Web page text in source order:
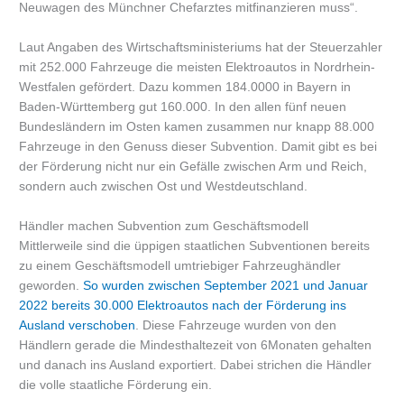
Neuwagen des Münchner Chefarztes mitfinanzieren muss“.
Laut Angaben des Wirtschaftsministeriums hat der Steuerzahler
mit 252.000 Fahrzeuge die meisten Elektroautos in Nordrhein-
Westfalen gefördert. Dazu kommen 184.0000 in Bayern in
Baden-Württemberg gut 160.000. In den allen fünf neuen
Bundesländern im Osten kamen zusammen nur knapp 88.000
Fahrzeuge in den Genuss dieser Subvention. Damit gibt es bei
der Förderung nicht nur ein Gefälle zwischen Arm und Reich,
sondern auch zwischen Ost und Westdeutschland.
Händler machen Subvention zum Geschäftsmodell
Mittlerweile sind die üppigen staatlichen Subventionen bereits
zu einem Geschäftsmodell umtriebiger Fahrzeughändler
geworden. So wurden zwischen September 2021 und Januar
2022 bereits 30.000 Elektroautos nach der Förderung ins
Ausland verschoben. Diese Fahrzeuge wurden von den
Händlern gerade die Mindesthaltezeit von 6Monaten gehalten
und danach ins Ausland exportiert. Dabei strichen die Händler
die volle staatliche Förderung ein.